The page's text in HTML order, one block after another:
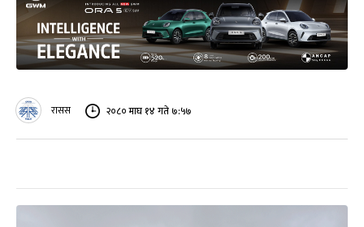
रासस २०८० माघ १४ गते ७:५७